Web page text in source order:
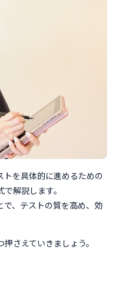
トを具体的に進めるための
解説します。
で、テストの質を高め、効
さえていきましょう。